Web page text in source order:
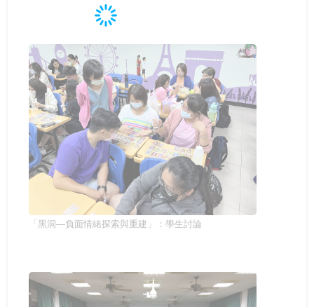
「黑洞—負面情緒探索與重建」：學生討論